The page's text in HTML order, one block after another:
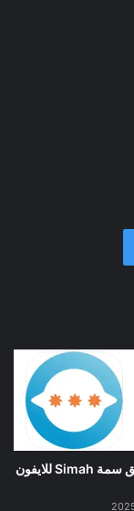
تحميل تطبيق سمة Simah للايفون